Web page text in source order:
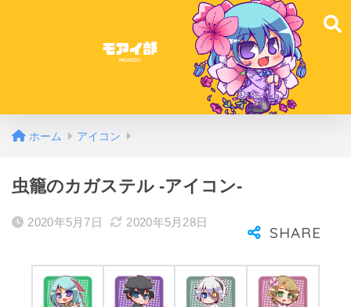
ホーム アイコン
虫籠のカガステル -アイコン-
2020年5月7日 2020年5月28日